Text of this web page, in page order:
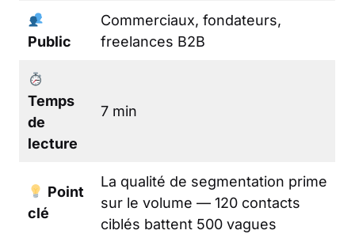
Public
Commerciaux, fondateurs,
freelances B2B
Temps
de
lecture
7 min
Point
clé
La qualité de segmentation prime
sur le volume — 120 contacts
ciblés battent 500 vagues